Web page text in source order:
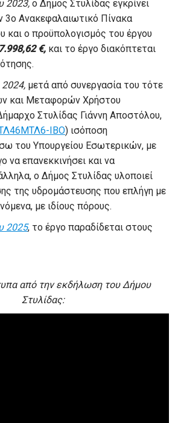
2023, ο Δήμος Στυλίδας εγκρίνει
3ο Ανακεφαλαιωτικό Πίνακα
και ο προϋπολογισμός του έργου
€, και το έργο διακόπτεται
μετά από συνεργασία του τότε
και Μεταφορών Χρήστου
Στυλίδας Γιάννη Αποστόλου,
ΙΒΟ) ισόποση
του Υπουργείου Εσωτερικών, με
να επανεκκινήσει και να
ο Δήμος Στυλίδας υλοποιεί
της υδρομάστευσης που επλήγη με
με ιδίους πόρους.
2025, το έργο παραδίδεται στους
από την εκδήλωση του Δήμου
Στυλίδας: